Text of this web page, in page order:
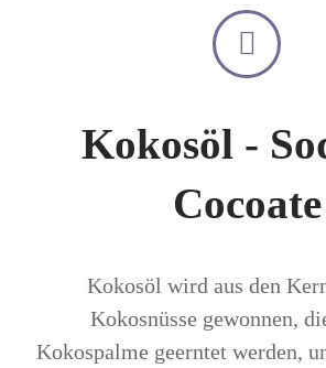
Kokosöl -
Cocoate
Kokosöl wird aus den
Kokosnüsse gewonnen,
Kokospalme geerntet werden,